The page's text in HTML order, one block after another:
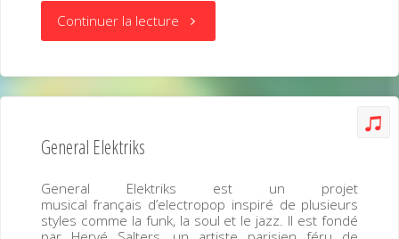
Continuer la lecture « The
General Elektriks
General Elektriks est un projet
musical français d’electropop inspiré de plusieurs
styles comme la funk, la soul et le jazz. Il est fondé